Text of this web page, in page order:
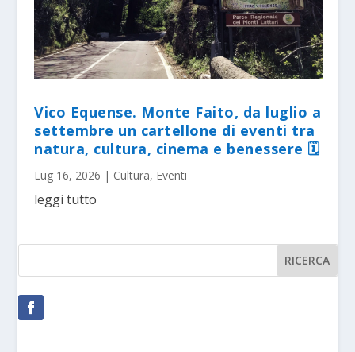
Vico Equense. Monte Faito, da luglio a
settembre un cartellone di eventi tra
natura, cultura, cinema e benessere 🗓
Lug 16, 2026 | Cultura, Eventi
leggi tutto